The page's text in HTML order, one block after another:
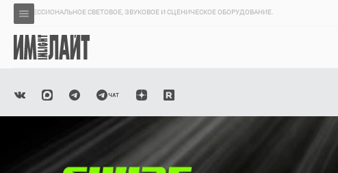
ПРОФЕССИОНАЛЬНОЕ СВЕТОВОЕ, ЗВУКОВОЕ И СЦЕНИЧЕСКОЕ ОБОРУДОВАНИЕ.